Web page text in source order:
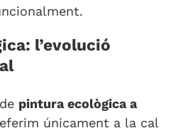
l’evolució
pintura ecològica a
únicament a la cal